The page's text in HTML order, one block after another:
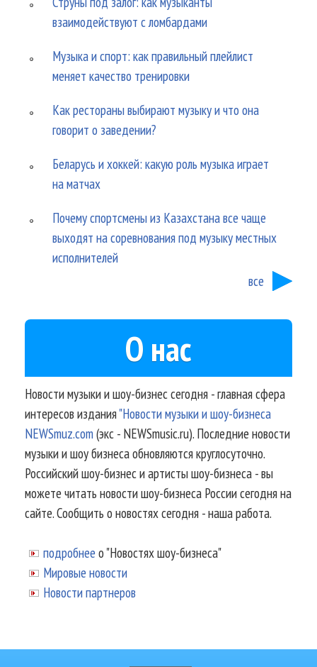
взаимодействуют с ломбардами
Музыка и спорт: как правильный плейлист
меняет качество тренировки
Как рестораны выбирают музыку и что она
говорит о заведении?
Беларусь и хоккей: какую роль музыка играет
на матчах
Почему спортсмены из Казахстана все чаще
выходят на соревнования под музыку местных
исполнителей
все
О нас
Новости музыки и шоу-бизнес сегодня - главная сфера
интересов издания"Новости музыки и шоу-бизнеса
NEWSmuz.com(экс - NEWSmusic.ru). Последние новости
музыки и шоу бизнеса обновляются круглосуточно.
Российский шоу-бизнес и артисты шоу-бизнеса - вы
можете читать новости шоу-бизнеса России сегодня на
сайте. Сообщить о новостях сегодня - наша работа.
подробнее о "Новостях шоу-бизнеса"
Мировые новости
Новости партнеров